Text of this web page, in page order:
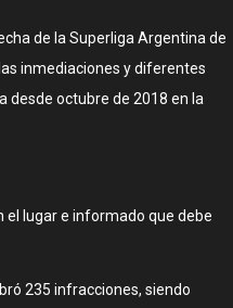
de la Superliga Argentina de
inmediaciones y diferentes
desde octubre de 2018 en la
el lugar e informado que debe
235 infracciones, siendo